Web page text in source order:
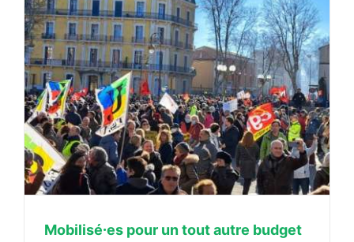
Mobilisé⸱es pour un tout autre budget